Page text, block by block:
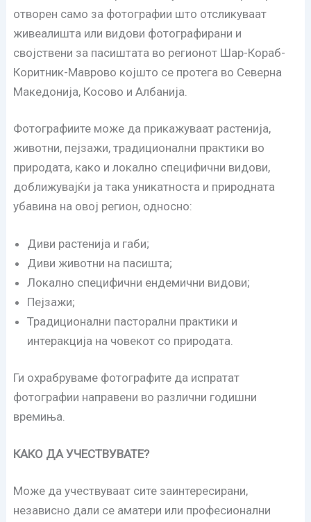
отворен само за фотографии што отсликуваат
живеалишта или видови фотографирани и
својствени за пасиштата во регионот Шар-Кораб-
Коритник-Маврово којшто се протега во Северна
Македонија, Косово и Албанија.
Фотографиите може да прикажуваат растенија,
животни, пејзажи, традиционални практики во
природата, како и локално специфични видови,
доближувајќи ја така уникатноста и природната
убавина на овој регион, односно:
Диви растенија и габи;
Диви животни на пасишта;
Локално специфични ендемични видови;
Пејзажи;
Традиционални пасторални практики и
интеракција на човекот со природата.
Ги охрабруваме фотографите да испратат
фотографии направени во различни годишни
времиња.
КАКО ДА УЧЕСТВУВАТЕ?
Може да учествуваат сите заинтересирани,
независно дали се аматери или професионални